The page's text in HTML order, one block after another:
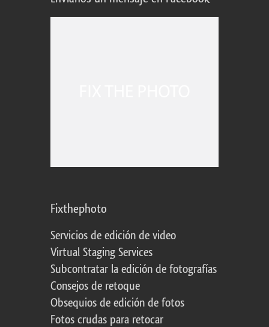
Fixthephoto
Servicios de edición de video
Virtual Staging Services
Subcontratar la edición de fotografías
Consejos de retoque
Obsequios de edición de fotos
Fotos crudas para retocar